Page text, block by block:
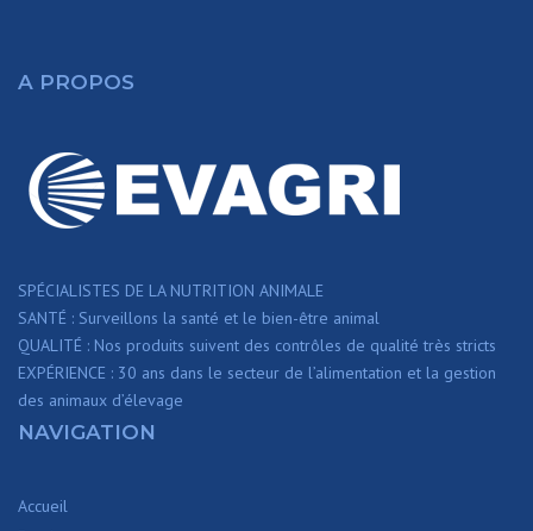
A PROPOS
SPÉCIALISTES DE LA NUTRITION ANIMALE
SANTÉ : Surveillons la santé et le bien-être animal
QUALITÉ : Nos produits suivent des contrôles de qualité très stricts
EXPÉRIENCE : 30 ans dans le secteur de l’alimentation et la gestion
des animaux d’élevage
NAVIGATION
Accueil